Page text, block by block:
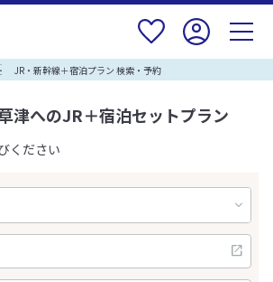
JR・新幹線＋宿泊プラン 検索・予約
津へのJR＋宿泊セットプラン
ください